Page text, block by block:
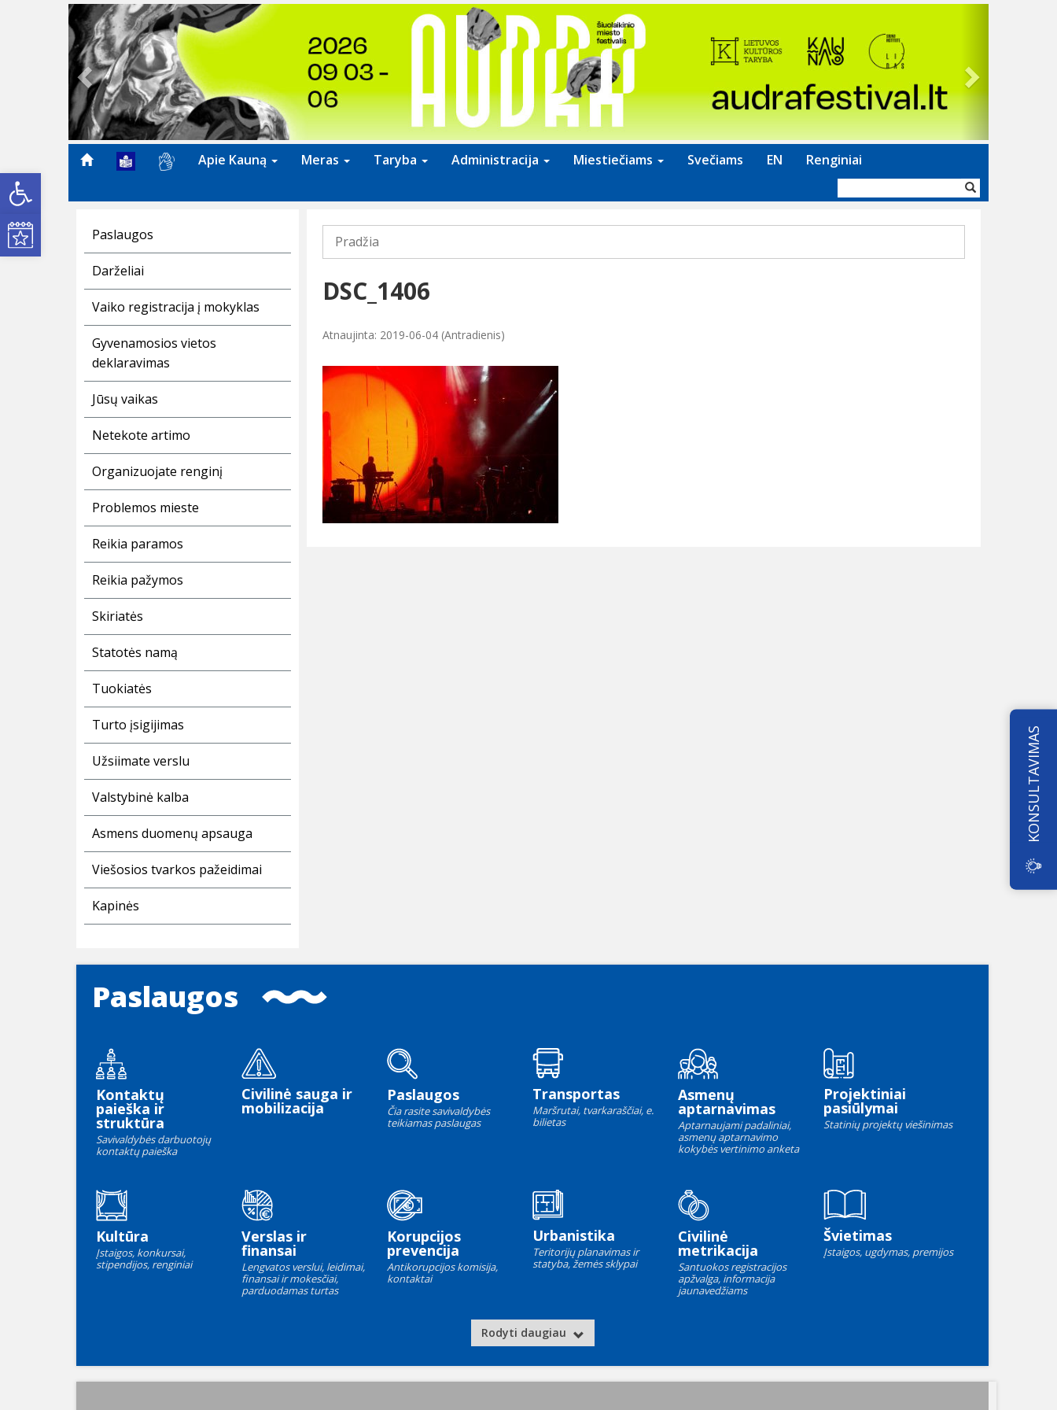
Open toolbar
Kultūros renginiai
Previous
Apie Kauną Meras Taryba Administracija Miestiečiams Svečiams EN Renginiai
forma
Paslaugos
Darželiai
Vaiko registracija į mokyklas
Gyvenamosios vietos
deklaravimas
Jūsų vaikas
Netekote artimo
Organizuojate renginį
Problemos mieste
Reikia paramos
Reikia pažymos
Skiriatės
Statotės namą
Tuokiatės
Turto įsigijimas
Užsiimate verslu
Valstybinė kalba
Asmens duomenų apsauga
Viešosios tvarkos pažeidimai
Kapinės
Pradžia
DSC_1406
Atnaujinta: 2019-06-04 (Antradienis)
Paslaugos
Kontaktų
paieška ir
struktūra
Savivaldybės darbuotojų
kontaktų paieška
Civilinė sauga ir
mobilizacija
Paslaugos
Čia rasite savivaldybės
teikiamas paslaugas
Transportas
Maršrutai, tvarkaraščiai, e.
bilietas
Asmenų
aptarnavimas
Aptarnaujami padaliniai,
asmenų aptarnavimo
kokybės vertinimo anketa
Projektiniai
pasiūlymai
Statinių projektų viešinimas
Kultūra
Įstaigos, konkursai,
stipendijos, renginiai
Verslas ir
finansai
Lengvatos verslui, leidimai,
finansai ir mokesčiai,
parduodamas turtas
Korupcijos
prevencija
Antikorupcijos komisija,
kontaktai
Urbanistika
Teritorijų planavimas ir
statyba, žemės sklypai
Civilinė
metrikacija
Santuokos registracijos
apžvalga, informacija
jaunavedžiams
Švietimas
Įstaigos, ugdymas, premijos
Rodyti daugiau
KONSULTAVIMAS